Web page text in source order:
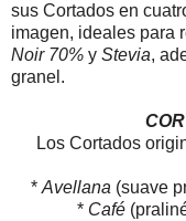
sus Cortados en
imagen, ideales para
Noir 70% y Stevia,
granel.
Los Cortados
*Avellana (suave
* Café